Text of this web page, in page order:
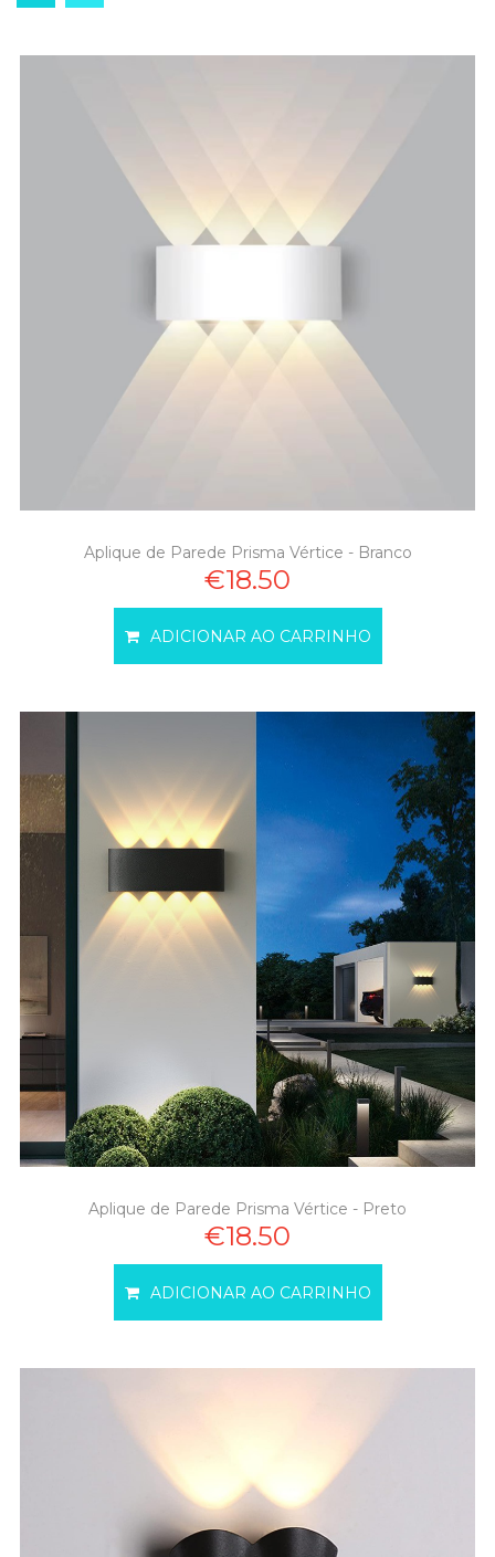
Aplique de Parede Prisma Vértice - Branco
€18.50
ADICIONAR AO CARRINHO
Aplique de Parede Prisma Vértice - Preto
€18.50
ADICIONAR AO CARRINHO